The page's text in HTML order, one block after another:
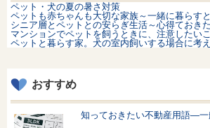
ペット・犬の夏の暑さ対策
ペットも赤ちゃんも大切な家族～一緒に暮らす
シニア層とペットとの安らぎ生活～心得ておき
マンションでペットを飼うときに、注意したい
ペットと暮らす家。犬の室内飼いする場合に考
おすすめ
知っておきたい不動産用語—一